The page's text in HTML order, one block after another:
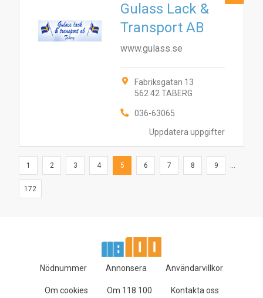
Uppdatera uppgifter
Gulass Lack &
Transport AB
www.gulass.se
Fabriksgatan 13
562 42 TABERG
036-63065
1 2 3 4 5 6 7 8 9 ...
172
Nödnummer Annonsera Användarvillkor
Om cookies Om 118 100 Kontakta oss